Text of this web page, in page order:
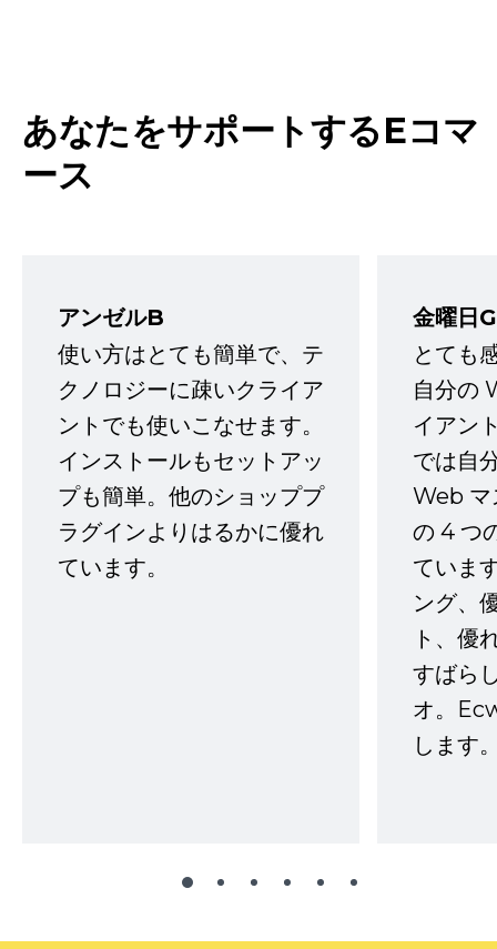
あなたをサポートするEコマ
ース
アンゼルB
使い方はとても簡単で、テ
クノロジーに疎いクライア
ントでも使いこなせます。
インストールもセットアッ
プも簡単。他のショッププ
ラグインよりはるかに優れ
ています。
金曜日G
とても
自分の
イアン
では自
Web マ
の 4 つ
ていま
ング、
ト、優
すばら
オ。
します